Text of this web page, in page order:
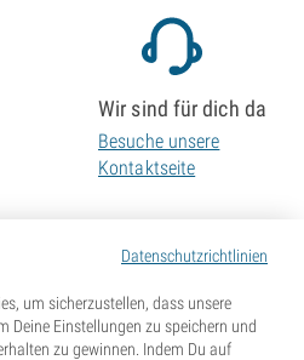
Datenschutzrichtlinien
um sicherzustellen, dass unsere
Deine Einstellungen zu speichern und
zu gewinnen. Indem Du auf
Wir sind für dich da
Besuche unsere
Kontaktseite